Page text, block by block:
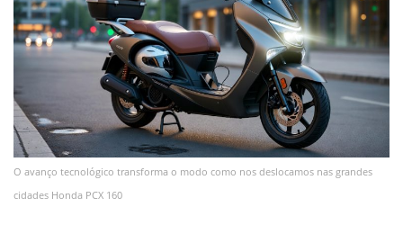
O avanço tecnológico transforma o modo como nos deslocamos nas grandes
cidades Honda PCX 160